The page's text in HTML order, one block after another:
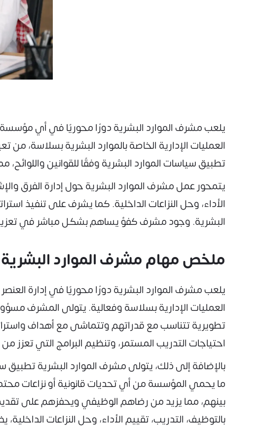
يلعب مشرف الموارد البشرية دورًا محوريًا في أي
العمليات الإدارية الخاصة بالموارد البشرية بسلاسة،
تطبيق سياسات الموارد البشرية وفقًا للقوانين
يتمحور عمل مشرف الموارد البشرية حول إدارة الفرق
الأداء، وحل النزاعات الداخلية. كما يشرف على تنفيذ
البشرية. وجود مشرف كفؤ يساهم بشكل مباشر في تعزيز
ملخص مهام مشرف الموارد البشرية
يلعب مشرف الموارد البشرية دورًا محوريًا في إدارة
العمليات الإدارية بسلاسة وفعالية. يتولى المشرف
تطويرية تتناسب مع قدراتهم وتتماشى مع أهداف
احتياجات التدريب المستمر، وتنظيم البرامج التي
بالإضافة إلى ذلك، يتولى مشرف الموارد البشرية تطبيق
ما يحمي المؤسسة من أي تحديات قانونية أو نزاعات
بينهم، مما يزيد من رضاهم الوظيفي ويحفزهم على
بالتوظيف، التدريب، تقييم الأداء، وحل النزاعات